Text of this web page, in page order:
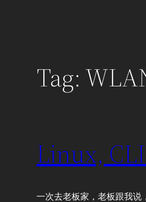
Tag:
Linux,
一次去老板家，老板跟我说